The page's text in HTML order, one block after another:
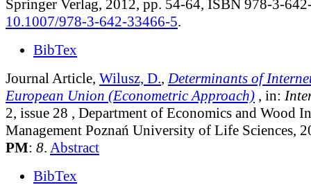
Springer Verlag, 2012, pp. 54-64, ISBN 978-3-
10.1007/978-3-642-33466-5.
BibTex
Journal Article, Wilusz, D., Determinants of
European Union (Econometric Approach) , in:
2, issue 28 , Department of Economics and Wood
Management Poznań University of Life Sciences,
PM: 8. Abstract
BibTex